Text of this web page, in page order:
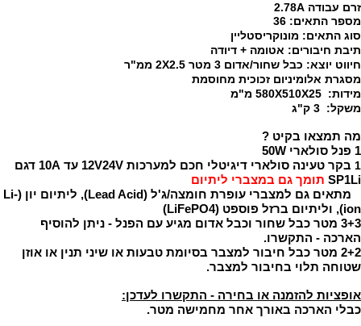
זרם עבודה 2.
78A
מספר התאים: 36
סוג התאים: מונוקריסטליין
תיבת חיבורים: אטומה + דיודה
חיווט יוצא: כבל שחור/אדום 3 מטר 2X2.5 ממ"ר
מסגרת אלומיניום זכוכית מחוסמת
מידות: 580X510X25 מ"מ
משקל: 3 ק"ג
מה תמצאו בקיט ?
1 פנל סולארי 50W
1
בקר טעינה סולארי דיגיטלי חכם למערכות 12V24V עד 10A דגם
SP1Li תומך גם במצברי ליתיום
מתאים גם למצברי עופרת חומצה/ג'ל (Lead Acid), ליתיום יון (Li-
ion), וליתיום ברזל פוספט (LiFePO4)
3+3 מטר כבל שחור וכבל אדום מגיע עם הפנל - ניתן להוסיף
הארכה - התקשרו.
2+2 מטר
כבל חיבור למצבר בסיומת טבעות או שיני תנין או אוזן
שטוחה תלוי בחיבור למצבר.
אופציות להזמנה או בחירה - התקשרו לעדכן:
כבלי הארכה באורך אחר מחמישה מטר.